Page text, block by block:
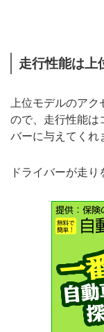
走行性能は上
上位モデルのア
ので、走行性能は
バーに与えてくれ
ドライバーが走り